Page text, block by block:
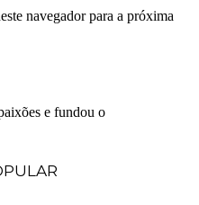
navegador para a próxima
e fundou o